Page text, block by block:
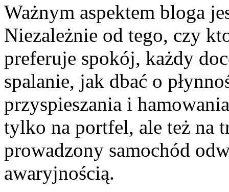
Ważnym aspektem bloga
Niezależnie od tego, czy
preferuje spokój, każdy
spalanie, jak dbać o
przyspieszania i
tylko na portfel, ale też na
prowadzony samochód
awaryjnością.